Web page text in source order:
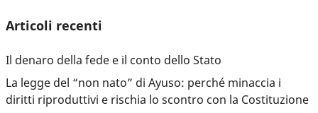
Articoli recenti
Il denaro della fede e il conto dello Stato
La legge del “non nato” di Ayuso: perché minaccia i
diritti riproduttivi e rischia lo scontro con la Costituzione